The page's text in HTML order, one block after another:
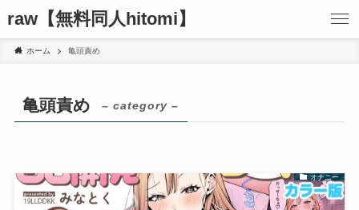
raw【無料同人hitomi】
ホーム 亀頭責め
亀頭責め – category –
オナニー